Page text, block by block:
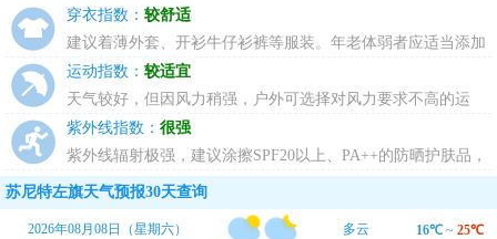
穿衣指数： 较舒适
建议着薄外套、开衫牛仔衫裤等服装。年老体弱者应适当添加
衣物，宜着夹克衫、薄毛衣等。
运动指数： 较适宜
天气较好，但因风力稍强，户外可选择对风力要求不高的运
动，推荐您进行室内运动。
紫外线指数： 很强
紫外线辐射极强，建议涂擦SPF20以上、PA++的防晒护肤品，
尽量避免暴露于日光下。
苏尼特左旗天气预报30天查询
2026年08月08日（星期六） 多云 16℃~ 25℃